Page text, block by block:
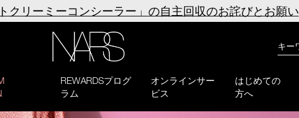
クリーミーコンシーラー」の自主回収のお詫びとお願い
REWARDSプログ
ラム
オンラインサー
ビス
はじめての
方へ
カ
タ
検
use
tab